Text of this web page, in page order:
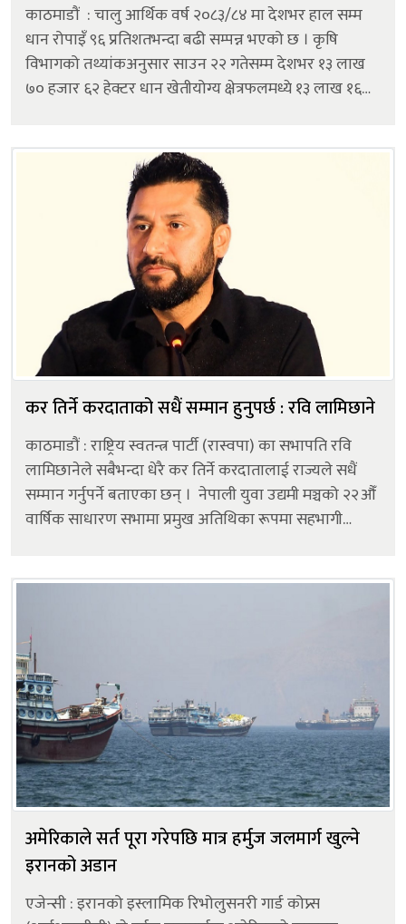
काठमाडौं : चालु आर्थिक वर्ष २०८३/८४ मा देशभर हाल सम्म
धान रोपाइँ ९६ प्रतिशतभन्दा बढी सम्पन्न भएको छ । कृषि
विभागको तथ्यांकअनुसार साउन २२ गतेसम्म देशभर १३ लाख
७० हजार ६२ हेक्टर धान खेतीयोग्य क्षेत्रफलमध्ये १३ लाख १६
कर तिर्ने करदाताको सधैं सम्मान हुनुपर्छ : रवि लामिछाने
काठमाडौं : राष्ट्रिय स्वतन्त्र पार्टी (रास्वपा) का सभापति रवि
लामिछानेले सबैभन्दा धेरै कर तिर्ने करदातालाई राज्यले सधैं
सम्मान गर्नुपर्ने बताएका छन् । नेपाली युवा उद्यमी मञ्चको २२औँ
वार्षिक साधारण सभामा प्रमुख अतिथिका रूपमा सहभागी
अमेरिकाले सर्त पूरा गरेपछि मात्र हर्मुज जलमार्ग खुल्ने
इरानको अडान
एजेन्सी : इरानको इस्लामिक रिभोलुसनरी गार्ड कोप्र्स